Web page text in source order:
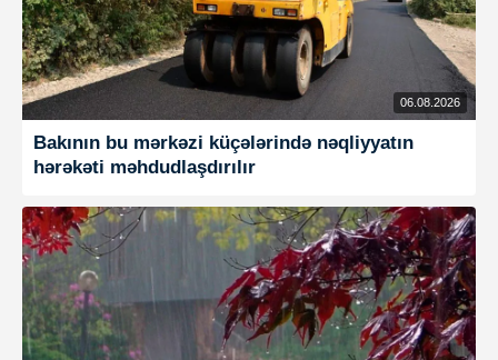
06.08.2026
Bakının bu mərkəzi küçələrində nəqliyyatın
hərəkəti məhdudlaşdırılır